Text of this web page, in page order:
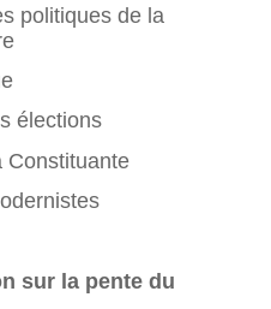
politiques de la
élections
Constituante
sur la pente du